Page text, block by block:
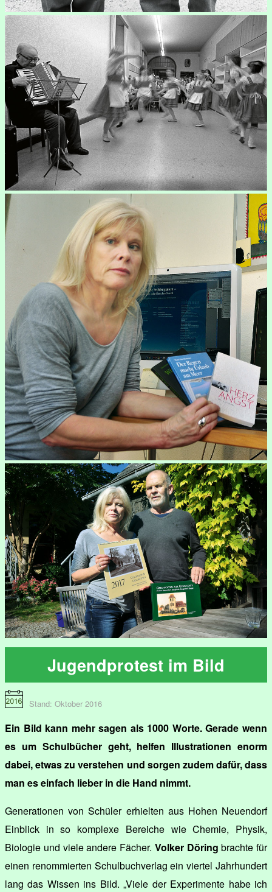
Jugendprotest im Bild
Stand: Oktober 2016
Ein Bild kann mehr sagen als 1000 Worte. Gerade wenn
es um Schulbücher geht, helfen Illustrationen enorm
dabei, etwas zu verstehen und sorgen zudem dafür, dass
man es einfach lieber in die Hand nimmt.
Generationen von Schüler erhielten aus Hohen Neuendorf
Einblick in so komplexe Bereiche wie Chemie, Physik,
Biologie und viele andere Fächer. Volker Döring brachte für
einen renommierten Schulbuchverlag ein viertel Jahrhundert
lang das Wissen ins Bild. „Viele der Experimente habe ich